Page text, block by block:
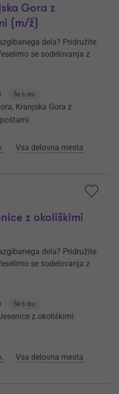
Gora z
(m/ž)
dela? Pridružite
se sodelovanja z
Še 6 dni
Kranjska Gora z
Vsa delovna mesta
z okoliškimi
dela? Pridružite
se sodelovanja z
Še 6 dni
z okoliškimi
Vsa delovna mesta